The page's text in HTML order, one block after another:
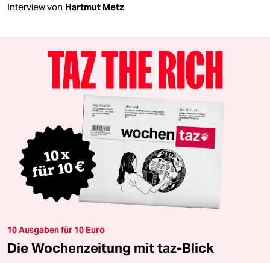
Interview von Hartmut Metz
10 Ausgaben für 10 Euro
Die Wochenzeitung mit taz-Blick